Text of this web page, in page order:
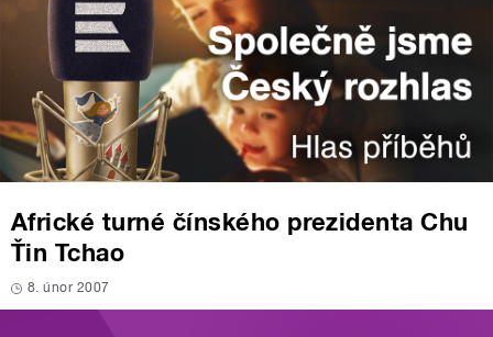
Africké turné čínského prezidenta Chu
Ťin Tchao
8. únor 2007